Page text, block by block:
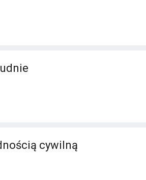
cywilną